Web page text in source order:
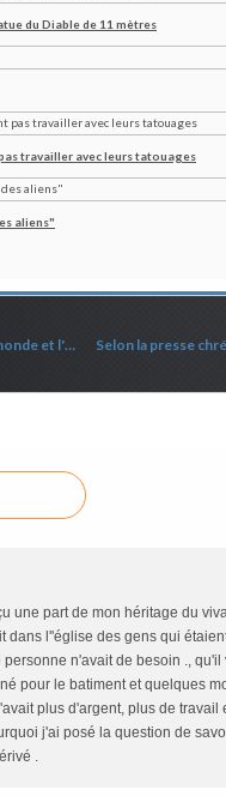
du Diable de 11 mètres
travailler avec leurs tatouages
aliens"
Images du jour : La femme la plus petite du monde et l'homme le plus grand du monde
une part de mon héritage du
dans l''église des gens qui
n'avait de besoin .,
pour le batiment et quelques
plus d'argent, plus de travail
j'ai posé la question de
.